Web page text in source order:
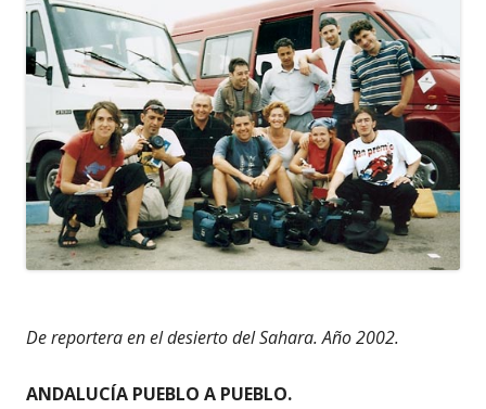
De reportera en el desierto del Sahara. Año 2002.
ANDALUCÍA PUEBLO A PUEBLO.